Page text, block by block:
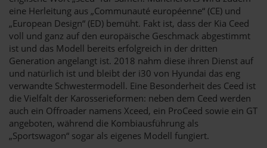
eine Herleitung aus „Communauté européenne“ (CE) und
„European Design“ (ED) bemüht. Fakt ist, dass der Kia Ceed
voll und ganz auf den europäische Geschmack abgestimmt
ist und das Modell bereits erfolgreich in der dritten
Generation angelangt ist. 2018 nahm diese ihren Dienst auf
und natürlich ist und bleibt der i30 von Hyundai das eng
verwandte Schwestermodell. Eine Besonderheit des Ceed ist
die Vielfalt der Karosserieformen: neben dem Ceed werden
auch ein Offroader namens Xceed, ein ProCeed sowie ein GT
angeboten, während die Kombiausführung als
„Sportswagon“ sogar als eigenes Modell fungiert.